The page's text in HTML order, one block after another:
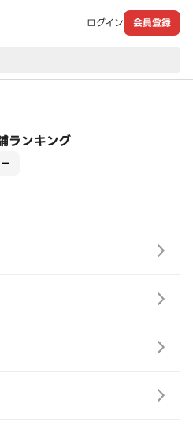
ログイン 会員登録
ランキング